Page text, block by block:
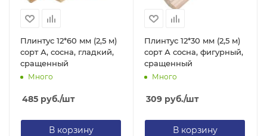
Плинтус 12*60 мм (2,5 м)
сорт А, сосна, гладкий,
сращенный
Много
485 руб./шт
В корзину
Плинтус 12*30 мм (2,5 м)
сорт А сосна, фигурный,
сращенный
Много
309 руб./шт
В корзину